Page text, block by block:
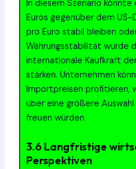
In diesem Szenario könnte
Euros gegenüber dem US-
pro Euro stabil bleiben
Währungsstabilität würde
internationale Kaufkraft
stärken. Unternehmen
Importpreisen profitieren,
über eine größere
freuen würden.
3.6 Langfristige
Perspektiven